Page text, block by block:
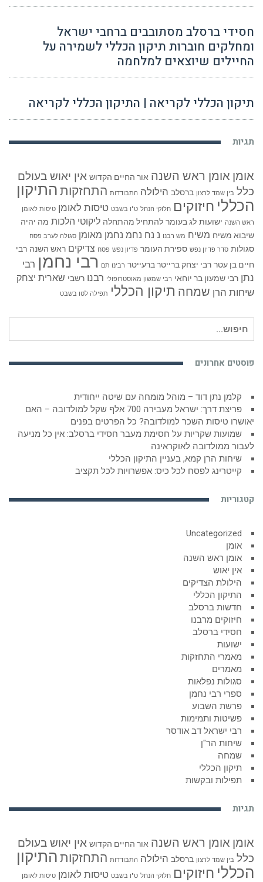
חסידי ברסלב מסתובבים ברחבי ישראל
ומחלקים חוברות תיקון הכללי לשמירה על
החיילים שיוצאים למלחמה
תיקון הכללי לקריאה | התיקון הכללי לקריאה
תגיות
אומן אומן ראש השנה אור החיים הקדוש אין יאוש בעולם
כלל בין שמד לרצון ברסלב הילולה התבודדות התחזקות התיקון
הכללי חיזוקים חלוקי הנחל ט"ו בשבט טיסות לאומן טיסות לאומן
ראש השנה ישועות לג בעומר להתחיל מהתחלה ליקוטי הלכות מה יהיה
שיבוא משיח משיח מש רבנו נ נח נחמ נחמן מאומן סגולה לערב פסח
סגולות סדר פדיון נפש ספירת העומר פדיון נפש פסח צדיקים ראש השנה רבי
חיים בן עטר רבי יצחק ברייטר ברעייטר רבינו תם רבי נחמן רבי
נתן רבי שמעון בר יוחאי רבי שמשון מאוסטרופולי רבנו רשבי שארית יצחק
שיחות הרן שמחה תיקון הכללי תפילה לטו בשבט
עבור:
פוסטים אחרונים
קלמן נתן דוד – מוהל מומחה עם שיטה ייחודית
פריצת דרך: ישראל מעבירה 700 אלף שקל למולדובה – האם
יאושרו טיסות השכר למולדובה? כל הפרטים בפנים
שמועות שקריות על חסימת מעבר חסידי ברסלב: אין כל מניעה
לעבור ממולדובה לאוקראינה
שיחות הרן קמא, בעניין התיקון הכללי
קייטרינג לפסח לכל כיס: אפשרויות לכל תקציב
קטגוריות
Uncategorized
אומן
אומן ראש השנה
אין יאוש
הילולת הצדיקים
התיקון הכללי
חדשות ברסלב
חיזוקים מרבנו
חסידי ברסלב
ישועות
מאמרי התחזקות
מאמרים
סגולות נפלאות
ספרי רבי נחמן
פרשת השבוע
פשיטות ותמימות
רבי ישראל דב אודסר
שיחות הר"ן
שמחה
תיקון הכללי
תפילות ובקשות
תגיות
אומן אומן ראש השנה אור החיים הקדוש אין יאוש בעולם
כלל בין שמד לרצון ברסלב הילולה התבודדות התחזקות התיקון
הכללי חיזוקים חלוקי הנחל ט"ו בשבט טיסות לאומן טיסות לאומן